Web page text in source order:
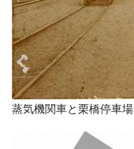
蒸気機関車と栗橋停車場